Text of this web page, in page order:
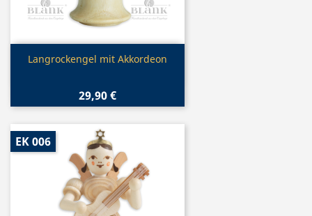
Vorschau
Langrockengel mit Akkordeon
29,90 €
EK 006